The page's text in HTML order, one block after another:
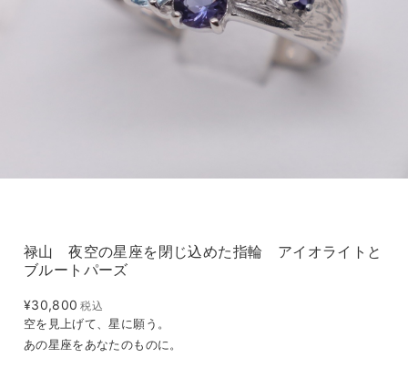
禄山 夜空の星座を閉じ込めた指輪 アイオライトと
ブルートパーズ
¥30,800 税込
空を見上げて、星に願う。
あの星座をあなたのものに。